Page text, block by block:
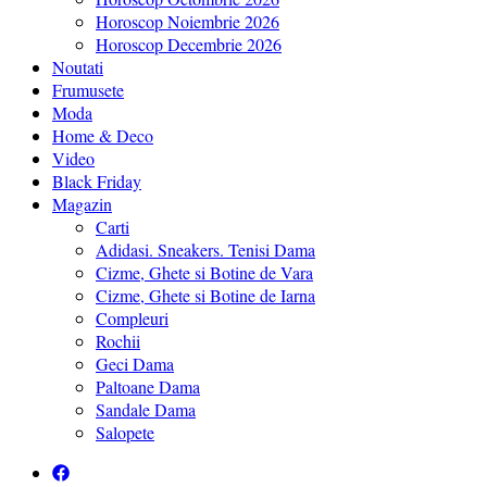
Horoscop Noiembrie 2026
Horoscop Decembrie 2026
Noutati
Frumusete
Moda
Home & Deco
Video
Black Friday
Magazin
Carti
Adidasi. Sneakers. Tenisi Dama
Cizme, Ghete si Botine de Vara
Cizme, Ghete si Botine de Iarna
Compleuri
Rochii
Geci Dama
Paltoane Dama
Sandale Dama
Salopete